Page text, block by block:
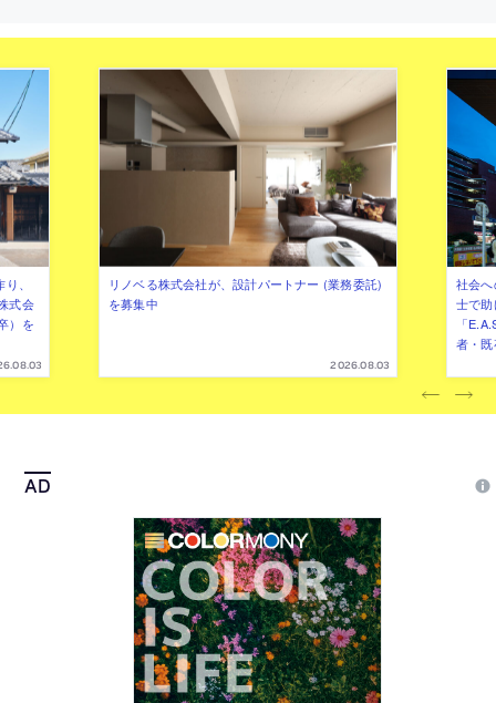
、
式会
）を
リノベる株式会社が、設計パートナー (業務委託)
を募集中
2026.08.03
社会
士で
「
者・